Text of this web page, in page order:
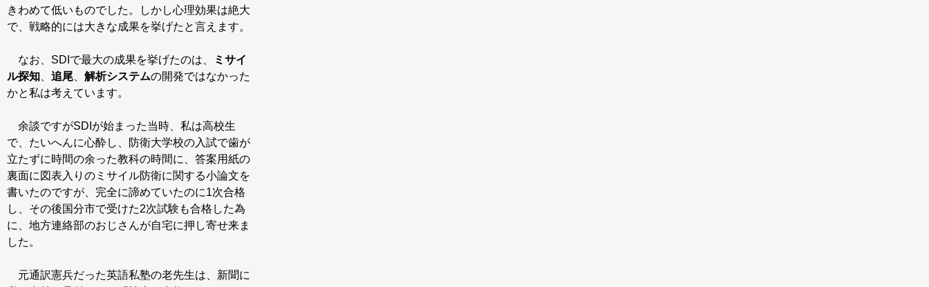
きわめて低いものでした。しかし心理効果は絶大
で、戦略的には大きな成果を挙げたと言えます。
なお、SDIで最大の成果を挙げたのは、
ミサイ
ル探知
追尾 解析システムの開発ではなかった
かと私は考えています。
余談ですがSDIが始まった当時、私は高校生
で、たいへんに心酔し、防衛大学校の入試で歯が
立たずに時間の余った教科の時間に、答案用紙の
裏面に図表入りのミサイル防衛に関する小論文を
書いたのですが、完全に諦めていたのに1次合格
し、その後国分市で受けた2次試験も合格した為
に、地方連絡部のおじさんが自宅に押し寄せ来ま
した。
元通訳憲兵だった英語私塾の老先生は、新聞に